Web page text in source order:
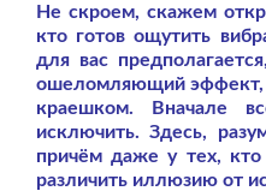
Не скроем, скажем
кто готов ощутить
для вас
ошеломляющий эффект,
краешком. Вначале
исключить. Здесь,
причём даже у тех,
различить иллюзию от